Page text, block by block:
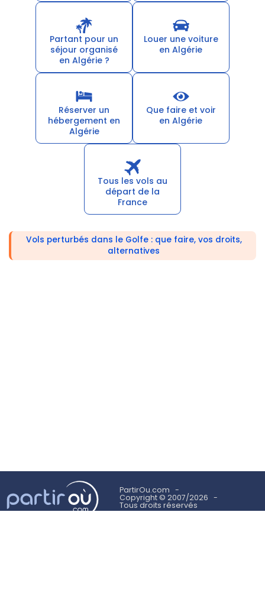
Partant pour un
séjour organisé
en Algérie ?
Louer une voiture
en Algérie
Réserver un
hébergement en
Algérie
Que faire et voir
en Algérie
Tous les vols au
départ de la
France
Vols perturbés dans le Golfe : que faire, vos droits,
alternatives
PartirOu.com
Copyright © 2007/2026
Tous droits réservés